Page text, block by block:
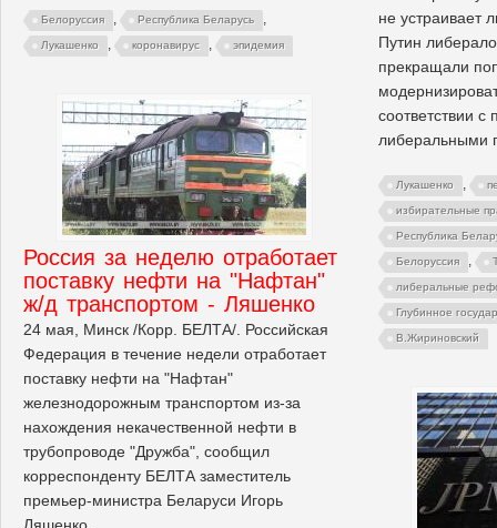
не устраивает
Путин
прекращали
соответствии
либеральными
Лукашенко ,
избирательные
Республика
Белоруссия ,
либеральные
Глубинное
В.Жириновский
Белоруссия , Республика Беларусь ,
Лукашенко , коронавирус , эпидемия
Россия за неделю отработает
поставку нефти на "Нафтан"
ж/д транспортом - Ляшенко
24 мая, Минск /Корр. БЕЛТА/. Российская
Федерация в течение недели отработает
поставку нефти на "Нафтан"
железнодорожным транспортом из-за
нахождения некачественной нефти в
трубопроводе "Дружба", сообщил
корреспонденту БЕЛТА заместитель
премьер-министра Беларуси Игорь
Ляшенко.